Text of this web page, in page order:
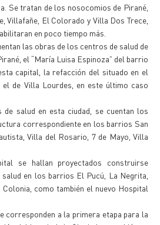
Se tratan de los nosocomios de Pirané,
Villafañe, El Colorado y Villa Dos Trece,
en poco tiempo más.
las obras de los centros de salud de
el “María Luisa Espinoza” del barrio
capital, la refacción del situado en el
de Villa Lourdes, en este último caso
salud en esta ciudad, se cuentan los
correspondiente en los barrios San
Villa del Rosario, 7 de Mayo, Villa
se hallan proyectados construirse
en los barrios El Pucú, La Negrita,
Colonia, como también el nuevo Hospital
corresponden a la primera etapa para la